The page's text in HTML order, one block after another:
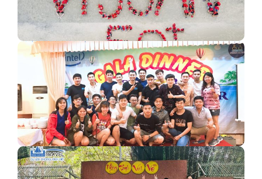
Đoàn 430 khách VISSAN - Long Hải (16 - 17/9/2022)
Phan Thiết (21, 22/3) - Đoàn Intel Việt Nam